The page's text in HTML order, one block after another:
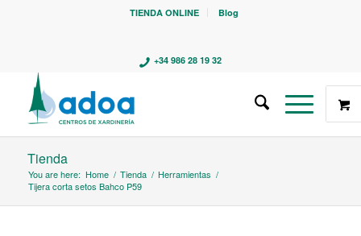
TIENDA ONLINE Blog
+34 986 28 19 32
Tienda
You are here: Home / Tienda / Herramientas /
Tijera corta setos Bahco P59